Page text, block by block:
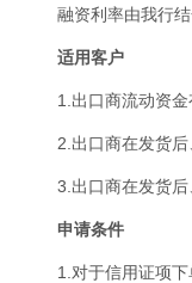
融资利率由我行
适用客户
1.出口商流动资
2.出口商在发货
3.出口商在发货
申请条件
1.对于信用证项